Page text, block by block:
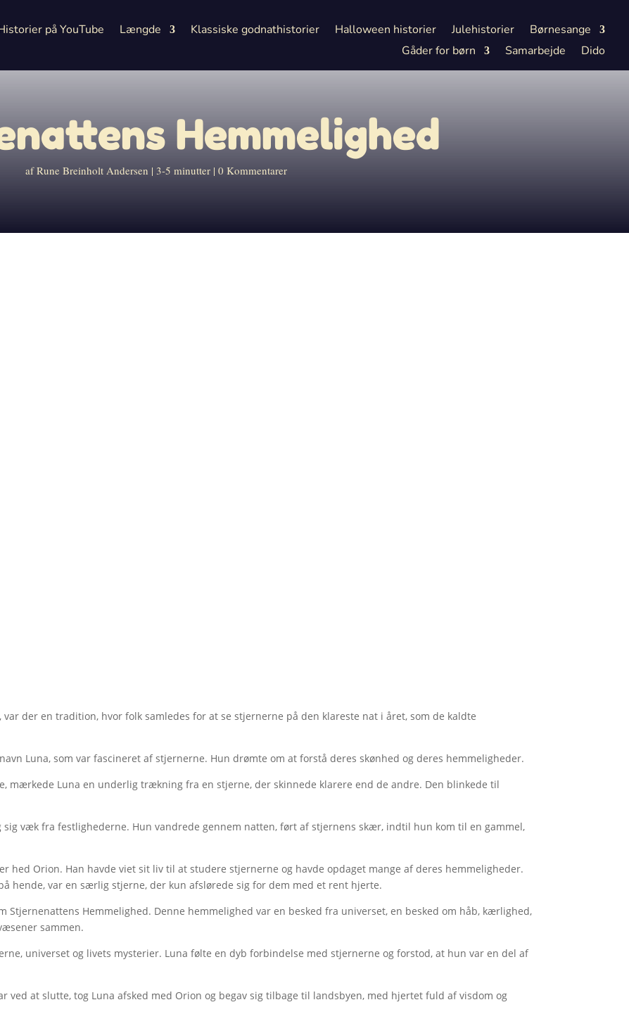
på YouTube Længde Klassiske godnathistorier Halloween historier Julehistorier
Børnesange
Gåder for børn
Samarbejde Dido
Hemmelighed
afRune Breinholt Andersen 3-5 minutter 0 Kommentarer
der en tradition, hvor folk samledes for at se stjernerne på den klareste nat i året, som de kaldte
Luna, som var fascineret af stjernerne. Hun drømte om at forstå deres skønhed og deres hemmeligheder.
mærkede Luna en underlig trækning fra en stjerne, der skinnede klarere end de andre. Den blinkede til
sig væk fra festlighederne. Hun vandrede gennem natten, ført af stjernens skær, indtil hun kom til en gammel,
hed Orion. Han havde viet sit liv til at studere stjernerne og havde opdaget mange af deres hemmeligheder.
hende, var en særlig stjerne, der kun afslørede sig for dem med et rent hjerte.
Stjernenattens Hemmelighed. Denne hemmelighed var en besked fra universet, en besked om håb, kærlighed,
sammen.
universet og livets mysterier. Luna følte en dyb forbindelse med stjernerne og forstod, at hun var en del af
ved at slutte, tog Luna afsked med Orion og begav sig tilbage til landsbyen, med hjertet fuld af visdom og